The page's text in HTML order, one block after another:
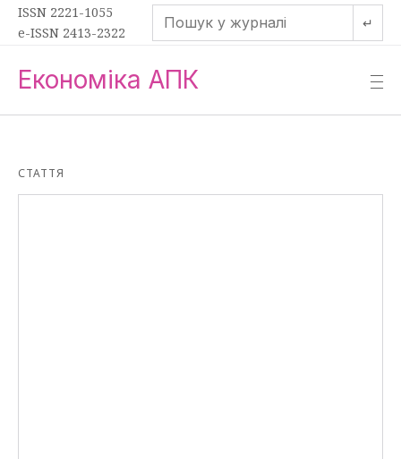
ISSN 2221-1055
e-ISSN 2413-2322
↵
Економіка АПК —
—
—
СТАТТЯ